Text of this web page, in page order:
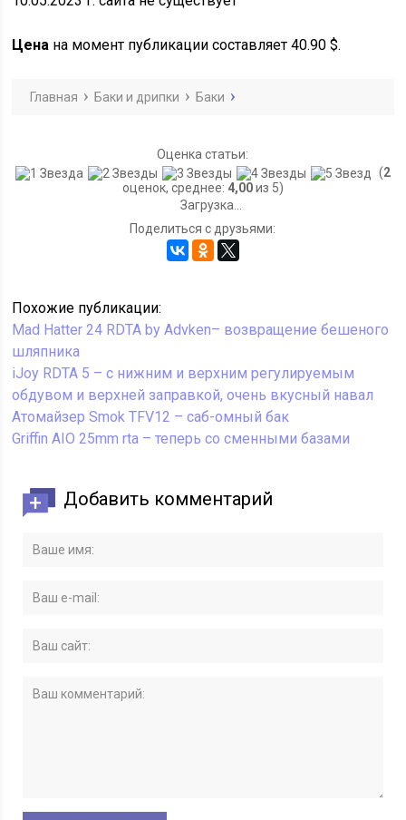
Цена на момент публикации составляет 40.90 $.
Главная Баки и дрипки Баки
Оценка статьи:
(2
оценок, среднее: 4,00из 5)
Загрузка...
Поделиться с друзьями:
Похожие публикации:
Mad Hatter 24 RDTA by Advken– возвращение бешеного
шляпника
iJoy RDTA 5 – с нижним и верхним регулируемым
обдувом и верхней заправкой, очень вкусный навал
Атомайзер Smok TFV12 – саб-омный бак
Griffin AIO 25mm rta – теперь со сменными базами
Добавить комментарий